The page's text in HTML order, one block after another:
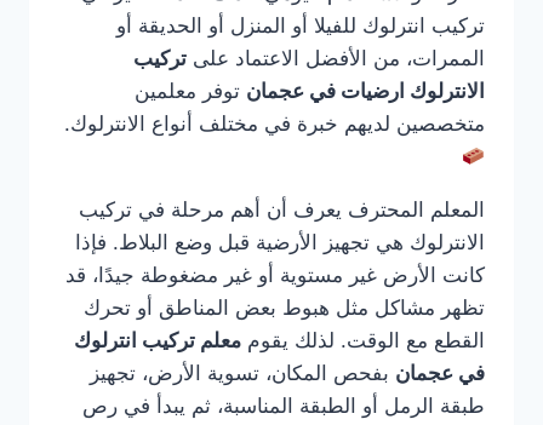
تركيب انترلوك للفيلا أو المنزل أو الحديقة أو
الممرات، من الأفضل الاعتماد على تركيب
الانترلوك ارضيات في عجمان توفر معلمين
متخصصين لديهم خبرة في مختلف أنواع الانترلوك.
المعلم المحترف يعرف أن أهم مرحلة في تركيب
الانترلوك هي تجهيز الأرضية قبل وضع البلاط. فإذا
كانت الأرض غير مستوية أو غير مضغوطة جيدًا، قد
تظهر مشاكل مثل هبوط بعض المناطق أو تحرك
القطع مع الوقت. لذلك يقوم معلم تركيب انترلوك
في عجمان بفحص المكان، تسوية الأرض، تجهيز
طبقة الرمل أو الطبقة المناسبة، ثم يبدأ في رص